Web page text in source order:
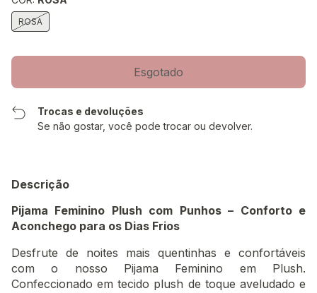
ROSA
Trocas e devoluções
Se não gostar, você pode trocar ou devolver.
Descrição
Pijama Feminino Plush com Punhos – Conforto e
Aconchego para os Dias Frios
Desfrute de noites mais quentinhas e confortáveis
com o nosso Pijama Feminino em Plush.
Confeccionado em tecido plush de toque aveludado e